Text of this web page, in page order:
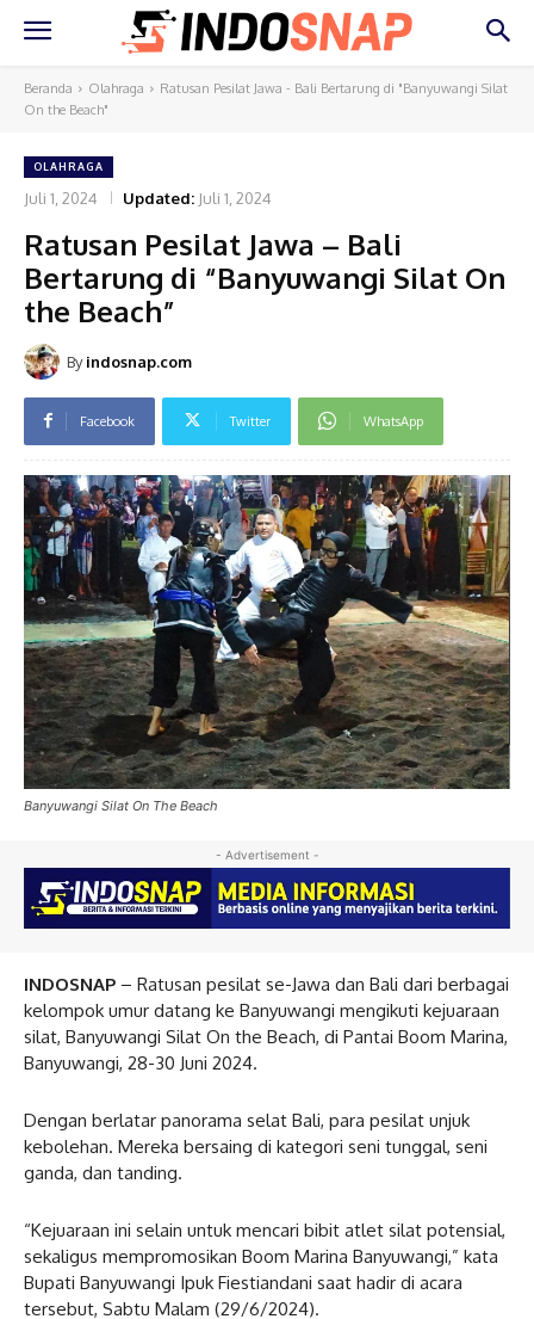
Beranda Olahraga
Ratusan Pesilat Jawa - Bali Bertarung di "Banyuwangi Silat
On the Beach"
OLAHRAGA
Juli 1, 2024 Updated: Juli 1, 2024
Ratusan Pesilat Jawa – Bali
Bertarung di “Banyuwangi Silat On
the Beach”
By indosnap.com
Facebook Twitter WhatsApp
Banyuwangi Silat On The Beach
- Advertisement -
INDOSNAP – Ratusan pesilat se-Jawa dan Bali dari berbagai
kelompok umur datang ke Banyuwangi mengikuti kejuaraan
silat, Banyuwangi Silat On the Beach, di Pantai Boom Marina,
Banyuwangi, 28-30 Juni 2024.
Dengan berlatar panorama selat Bali, para pesilat unjuk
kebolehan. Mereka bersaing di kategori seni tunggal, seni
ganda, dan tanding.
“Kejuaraan ini selain untuk mencari bibit atlet silat potensial,
sekaligus mempromosikan Boom Marina Banyuwangi,” kata
Bupati Banyuwangi Ipuk Fiestiandani saat hadir di acara
tersebut, Sabtu Malam (29/6/2024).